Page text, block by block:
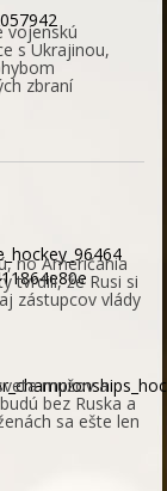
vojenskú
s Ukrajinou,
zbraní
no Američania
tvrdili, že Rusi si
zástupcov vlády
mužov a
bez Ruska a
sa ešte len